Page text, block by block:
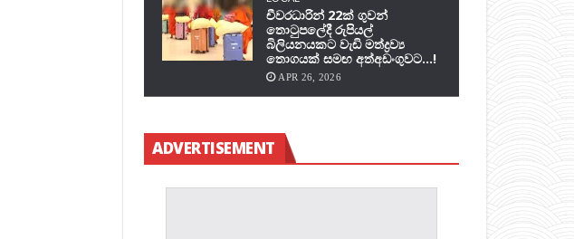
චීවරධාරින් 22ක් ගුවන්
තොටුපලේදී රුපියල්
බිලියනයකට වැඩි මත්ද්‍රව්‍ය
තොගයක් සමඟ අත්අඩංගුවට…!
APR 26, 2026
ADVERTISEMENT